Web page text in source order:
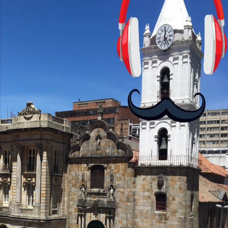
con personajes simpáticos y ayudas
visuales. ¿Será posible que una app que
antes nos enseñó francés, ahora nos
convierta en jugadores de ajedrez? Aún
no podrás jugar contra otros humanos
La aplicación Duolingo fue lanzada en
2012 y cuenta con más de 37 millones
de usuarios activos diarios. Desde 2022,
ha empeza...